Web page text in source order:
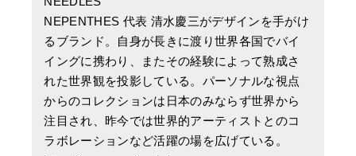
NEPENTHES 代表 清水慶三がデザインを手がけ
るブランド。自身が長きに渡り世界各国でバイ
イングに携わり、またその経験によって熟成さ
れた世界観を投影している。パーソナルな視点
からのコレクションは日本のみならず世界から
注目され、昨今では世界的アーティストとのコ
ラボレーションなど活躍の場を広げている。